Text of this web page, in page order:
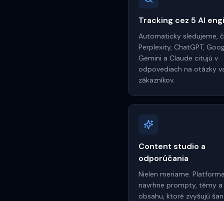
Tracking cez 5 AI
Automaticky sledujeme,
Perplexity, ChatGPT,
Gemini a Claude citujú v
odpovediach na otázky
zákazníkov.
Content studio a
odporúčania
Nielen meriame.
navrhne prompty, témy
obsahu, ktoré zvyšujú